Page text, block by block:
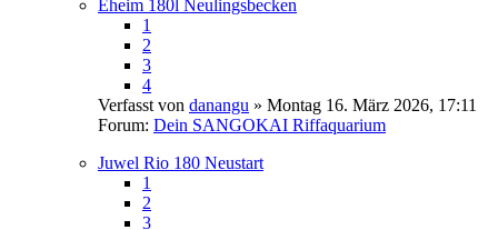
Eheim 180l Neulingsbecken
1
2
3
4
Verfasst von danangu » Montag 16. März 2026, 17:11
Forum: Dein SANGOKAI Riffaquarium
Juwel Rio 180 Neustart
1
2
3